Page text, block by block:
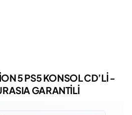
5 PS5 KONSOL CD’Lİ -
GARANTİLİ